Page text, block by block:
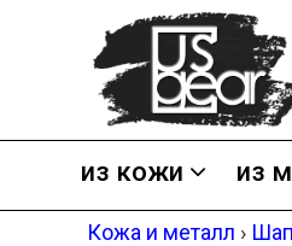
из кожи из
Кожа и металл ›